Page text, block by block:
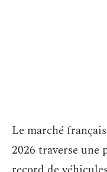
Le marché
2026 traverse une